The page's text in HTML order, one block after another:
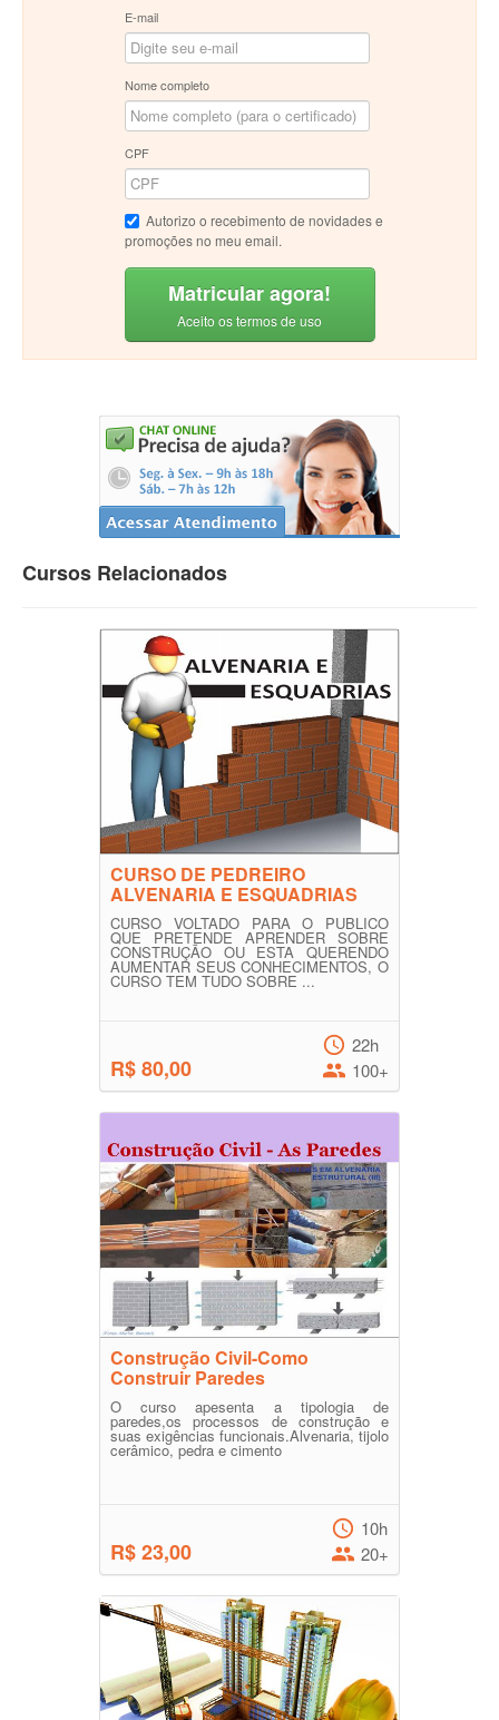
E-mail
Nome completo
CPF
Autorizo o recebimento de novidades e
promoções no meu email.
Matricular agora!
Aceito os termos de uso
Cursos Relacionados
CURSO DE PEDREIRO
ALVENARIA E ESQUADRIAS
CURSO VOLTADO PARA O PUBLICO
QUE PRETENDE APRENDER SOBRE
CONSTRUÇÃO OU ESTA QUERENDO
AUMENTAR SEUS CONHECIMENTOS, O
CURSO TEM TUDO SOBRE ...
R$ 80,00
22h
100+
Construção Civil-Como
Construir Paredes
O curso apesenta a tipologia de
paredes,os processos de construção e
suas exigências funcionais.Alvenaria, tijolo
cerâmico, pedra e cimento
R$ 23,00
10h
20+